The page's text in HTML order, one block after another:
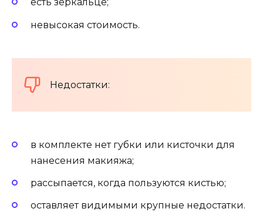
есть зеркальце;
невысокая стоимость.
Недостатки:
в комплекте нет губки или кисточки для
нанесения макияжа;
рассыпается, когда пользуются кистью;
оставляет видимыми крупные недостатки.